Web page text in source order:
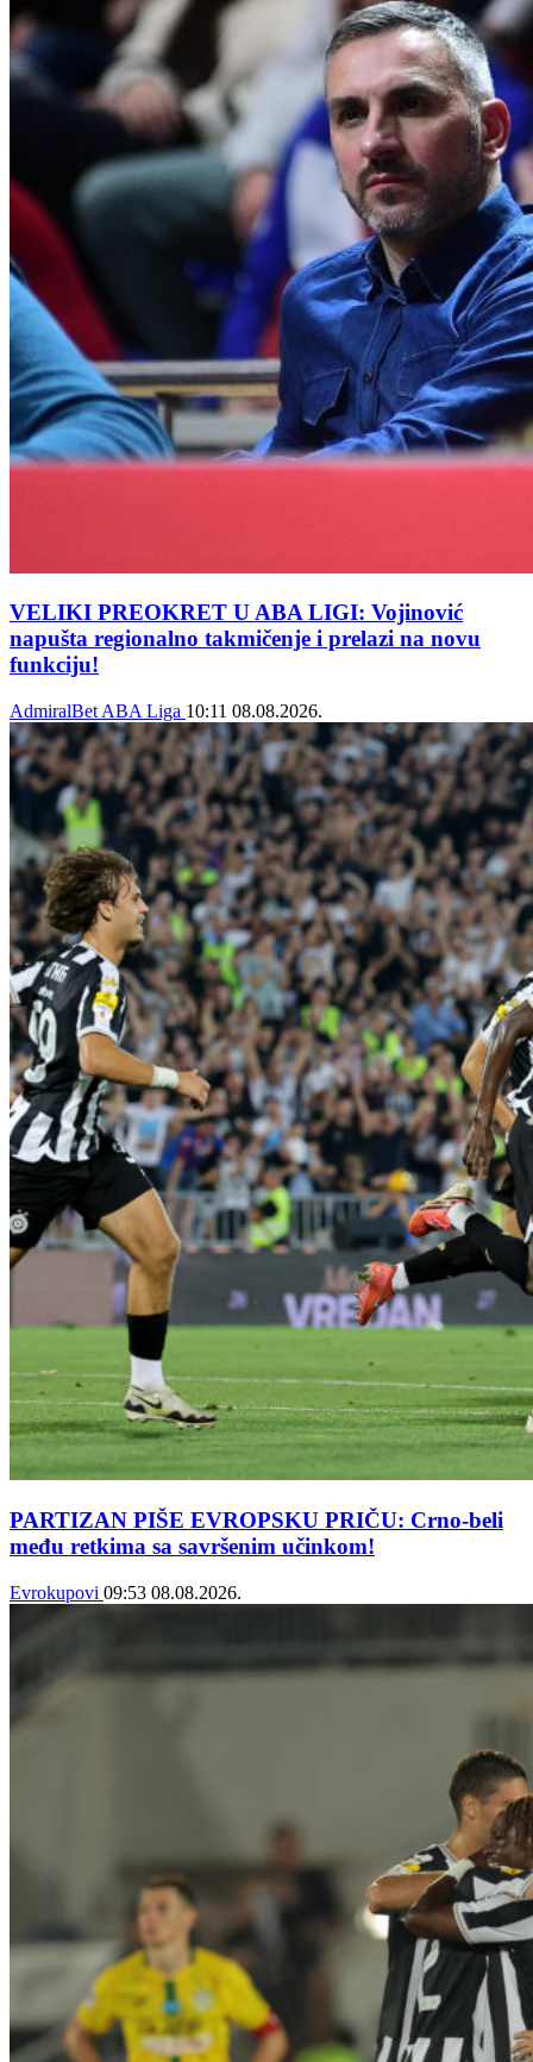
VELIKI PREOKRET U ABA LIGI: Vojinović
napušta regionalno takmičenje i prelazi na novu
funkciju!
AdmiralBet ABA Liga 10:11 08.08.2026.
PARTIZAN PIŠE EVROPSKU PRIČU: Crno-beli
među retkima sa savršenim učinkom!
Evrokupovi 09:53 08.08.2026.